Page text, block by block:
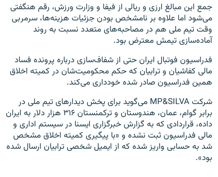
جمع این مبالغ ارزی و ریالی از فیفا و وزارت ورزش، رقم هنگفتی
می‌شود اما علاوه بر نامشخص بودن جزئیات هزینه‌ها، سرمربی
وقت تیم ملی هم در مصاحبه‌های متعدد نسبت به روند
آماده‌سازی تیمش معترض بود.
فدراسیون فوتبال ایران حتی از شفاف‌سازی درباره پرونده فساد
مالی کفاشیان و ترابیان که حکم محکومیت‌شان در کمیته اخلاق
همین فدراسیون صادر شده خودداری می‌کند.
شرکت MP&SILVA می‌گوید برای پخش دیدارهای تیم ملی در
برابر گوام، عمان، هندوستان و ترکمنستان ۳۱۶ هزار دلار به ایران
داده،‌ قراردادی که به گزارش خبرگزاری ایسنا در سیستم اداری و
مالی فدراسیون ثبت نشده و «با پیگیری‌ کمیته اخلاق مشخص
شد به حسابی واریز شده که از ایمیل شخصی ترابیان ارسال شده
بود».